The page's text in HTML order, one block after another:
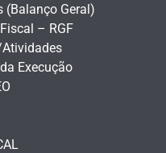
(Balanço Geral)
– RGF
Execução